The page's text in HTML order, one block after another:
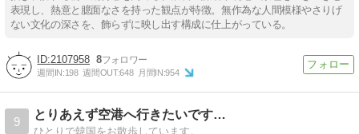
表現し、熱意と臆面なさを持った観点が特徴。無作為な人間模様やさりげ
ない文化の深さを、飾らずに映し出す構成に仕上がっている。
2107958 8
週間IN:198 週間OUT:648 月間IN:954
9
とりあえず空港へ行きたいです…
ひとりで韓国をお散歩しています。